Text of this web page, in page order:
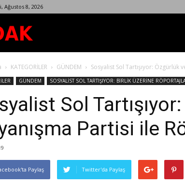
Ağustos 8, 2026
Dergisi
KATEGORİLER GÜNDEM Sosyalist Sol Tartışıyor: Özgürlük
GÜNDEM SOSYALİST SOL TARTIŞIYOR: BİRLİK ÜZERİNE
Sol
Partisi ile
Paylaş Twitter'da Paylaş